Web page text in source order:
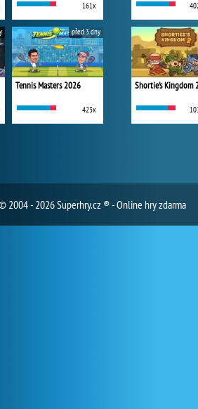
161x
Tennis Masters 2026
423x
před 3 dny
Shortie's Kingdom
2004 - 2026 Superhry.cz ® - Online hry zdarma